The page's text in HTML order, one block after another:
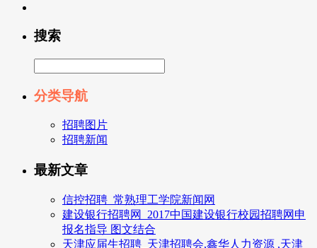
搜索
分类导航
招聘图片
招聘新闻
最新文章
信控招聘_常熟理工学院新闻网
建设银行招聘网_2017中国建设银行校园招聘网申
报名指导 图文结合
天津应届生招聘_天津招聘会,鑫华人力资源 ,天津